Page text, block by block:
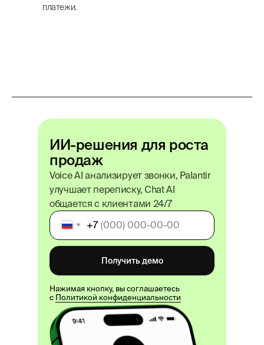
платежи.
ИИ-решения для роста
продаж
Voice AI анализирует звонки, Palantir
улучшает переписку, Chat AI
общается с клиентами 24/7
+7
Получить демо
Нажимая кнопку, вы соглашаетесь
с Политикой конфиденциальности